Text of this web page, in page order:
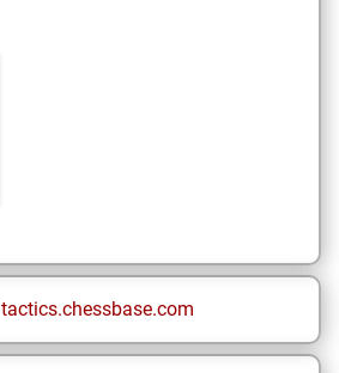
tactics.chessbase.com